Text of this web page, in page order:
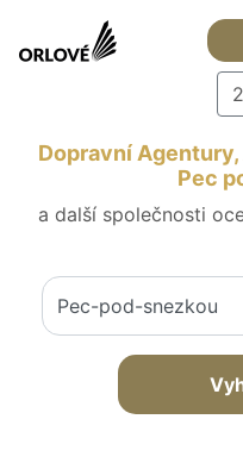
Dopravní
Pec
a další společnosti